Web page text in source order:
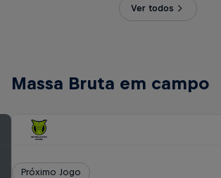
Ver todos
Massa Bruta em campo
Próximo Jogo